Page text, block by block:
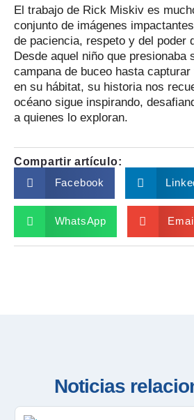
El trabajo de Rick Miskiv es
conjunto de imágenes
de paciencia, respeto y del poder
Desde aquel niño que presionaba
campana de buceo hasta
en su hábitat, su historia nos
océano sigue inspirando,
a quienes lo exploran.
Compartir artículo:
Facebook
WhatsApp
Noticias